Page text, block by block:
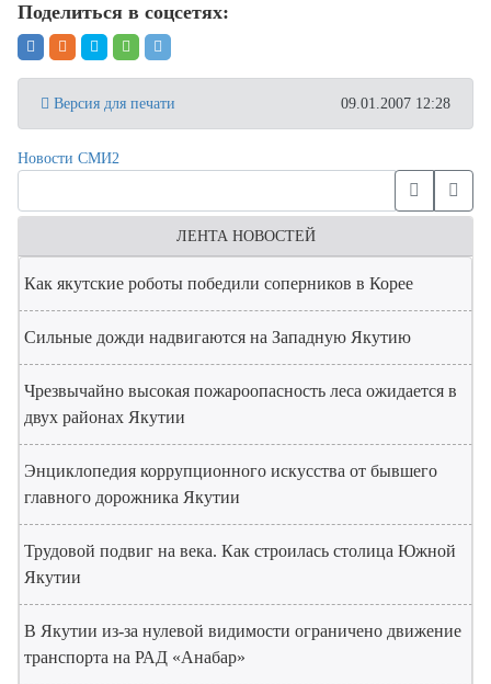
Поделиться в соцсетях:
Версия для печати 09.01.2007 12:28
Новости СМИ2
ЛЕНТА НОВОСТЕЙ
Как якутские роботы победили соперников в Корее
Сильные дожди надвигаются на Западную Якутию
Чрезвычайно высокая пожароопасность леса ожидается в
двух районах Якутии
Энциклопедия коррупционного искусства от бывшего
главного дорожника Якутии
Трудовой подвиг на века. Как строилась столица Южной
Якутии
В Якутии из-за нулевой видимости ограничено движение
транспорта на РАД «Анабар»